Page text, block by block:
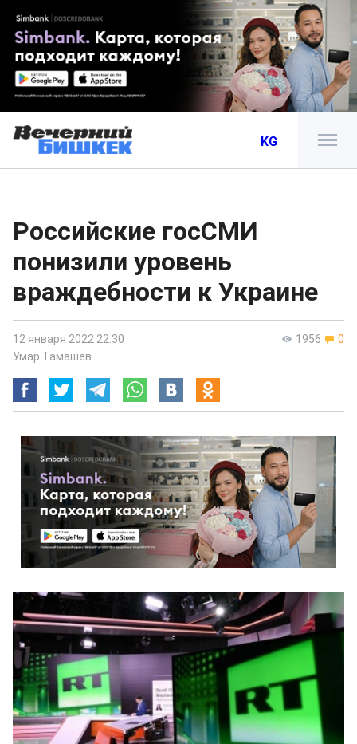
KG
Российские госСМИ
понизили уровень
враждебности к Украине
1956 0
12 января 2022 22:30
Умар Тамашев